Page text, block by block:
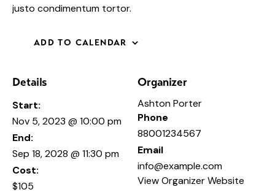
justo condimentum tortor.
ADD TO CALENDAR
Details
Start:
Nov 5, 2023 @ 10:00 pm
End:
Sep 18, 2028 @ 11:30 pm
Cost:
$105
Organizer
Ashton Porter
Phone
88001234567
Email
info@example.com
View Organizer Website